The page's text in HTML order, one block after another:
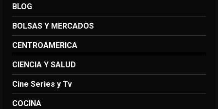
BLOG
BOLSAS Y MERCADOS
CENTROAMERICA
CIENCIA Y SALUD
Cine Series y Tv
COCINA